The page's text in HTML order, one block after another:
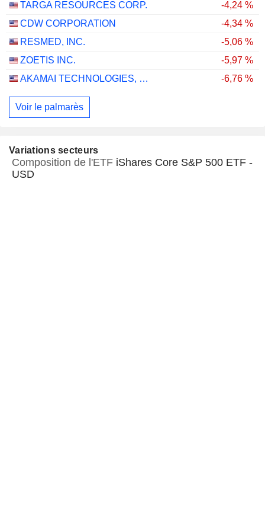
TARGA RESOURCES CORP.
-4,24 %
CDW CORPORATION
-4,34 %
RESMED, INC.
-5,06 %
ZOETIS INC.
-5,97 %
AKAMAI TECHNOLOGIES, INC.
-6,76 %
Voir le palmarès
Variations secteurs
Composition de l'ETF iShares Core S&P 500 ETF -
USD